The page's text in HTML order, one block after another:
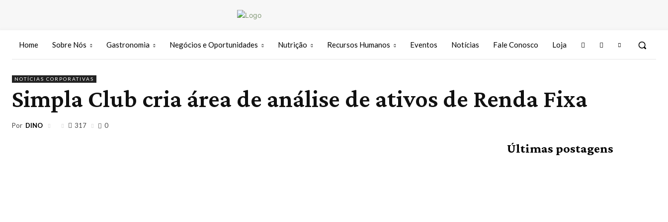
Home Sobre Nós Gastronomia Negócios e Oportunidades Nutrição Recursos Humanos Eventos Notícias Fale Conosco Loja
NOTÍCIAS CORPORATIVAS
Simpla Club cria área de análise de ativos de Renda Fixa
Por DINO 317 0
Últimas postagens